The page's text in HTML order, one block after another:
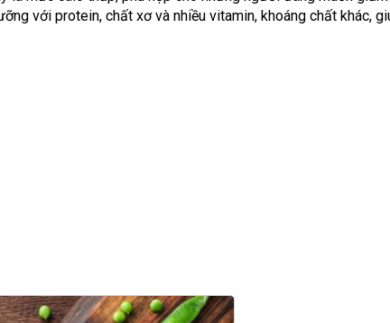
với protein, chất xơ và nhiều vitamin, khoáng chất khác,